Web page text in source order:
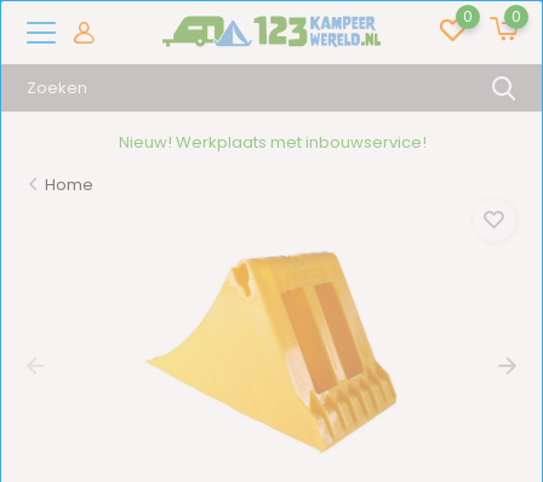
0 0
Nieuw! Werkplaats met inbouwservice!
Home